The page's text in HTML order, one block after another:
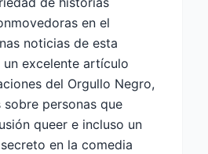
en el
noticias de esta
un excelente artículo
del Orgullo Negro,
personas que
queer e incluso un
en la comedia